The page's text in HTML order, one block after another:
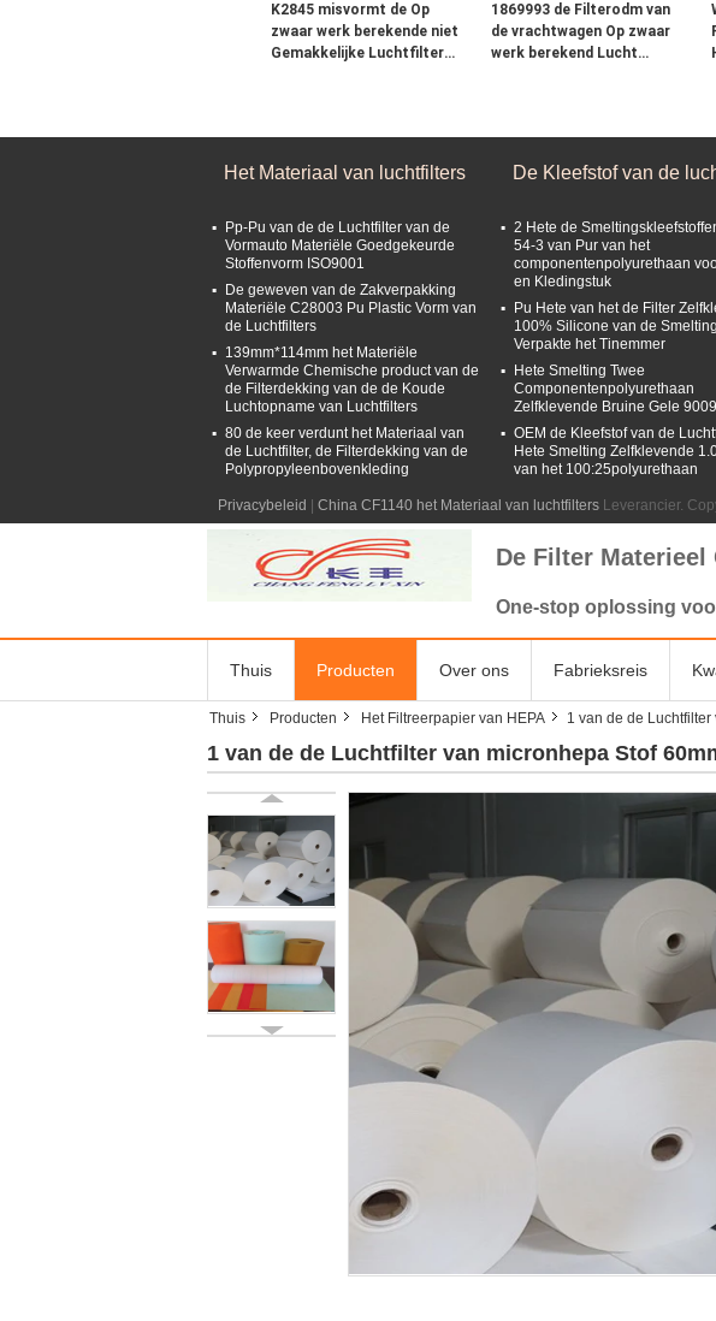
K2845 misvormt de Op
zwaar werk berekende niet
Gemakkelijke Luchtfilter
1869993 de Filterodm van
de vrachtwagen Op zwaar
werk berekend Lucht
Het Materiaal van luchtfilters
Pp-Pu van de de Luchtfilter van de
Vormauto Materiële Goedgekeurde
Stoffenvorm ISO9001
De geweven van de Zakverpakking
Materiële C28003 Pu Plastic Vorm van
de Luchtfilters
139mm*114mm het Materiële
Verwarmde Chemische product van de
de Filterdekking van de de Koude
Luchtopname van Luchtfilters
80 de keer verdunt het Materiaal van
de Luchtfilter, de Filterdekking van de
Polypropyleenbovenkleding
De Kleefstof van de
2 Hete de
54-3 van Pur van het
componentenpolyurethaan
en Kledingstuk
Pu Hete van het de Filter
100% Silicone van de
Verpakte het Tinemmer
Hete Smelting Twee
Componentenpolyurethaan
Zelfklevende Bruine Gele
OEM de Kleefstof van de
Hete Smelting Zelfklevende
van het 100:25polyurethaan
Privacybeleid China CF1140 het Materiaal van luchtfilters Leverancier.
De Filter Materieel
One-stop oplossing
Thuis Producten Over ons Fabrieksreis
Thuis Producten Het Filtreerpapier van HEPA 1 van de de
1 van de de Luchtfilter van micronhepa Stof